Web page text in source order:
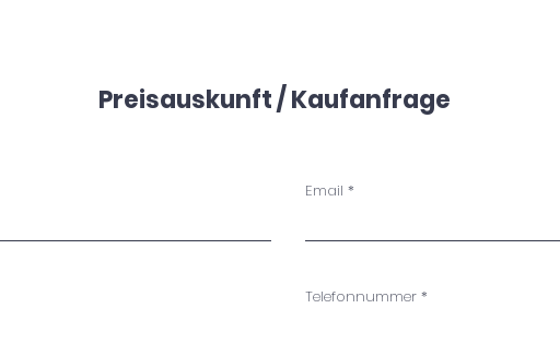
Preisauskunft / Kaufanfrage
Email
Telefonnummer